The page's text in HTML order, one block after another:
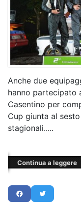
Anche due
hanno partecipato
Casentino per
Cup giunta al
stagionali.....
Continua a leggere